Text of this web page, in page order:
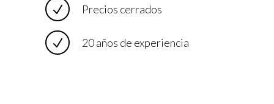
Precios cerrados
20 años de experiencia